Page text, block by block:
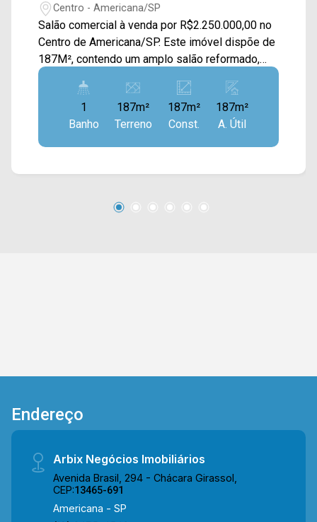
Centro - Americana/SP
Salão comercial à venda por R$2.250.000,00 no
Centro de Americana/SP. Este imóvel dispõe de
187M², contendo um amplo salão reformado,
com acabamento em gesso, ar condicionado e
sistema de monitoramento por câmeras. > 01
banheiro social Esta localizado em uma região
privilegiada, próximo ao terminal, Av. 09 de
Julho, Av. Rafael Vitta e Av. Bandeirantes, conta
contato com a nossa equipe e agende a sua
1
Banho
187m²
Terreno
187m²
Const.
187m²
A. Útil
Endereço
Arbix Negócios Imobiliários
Avenida Brasil, 294 - Chácara Girassol,
CEP:13465-691
Americana - SP